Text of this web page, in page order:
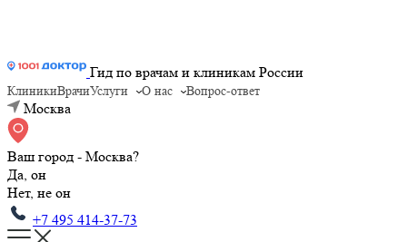
Гид по врачам и клиникам России
КлиникиВрачиУслуги О нас Вопрос-ответ
Москва
Ваш город - Москва?
Да, он
Нет, не он
+7 495 414-37-73